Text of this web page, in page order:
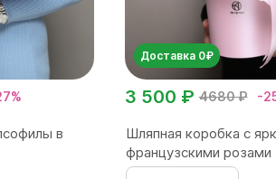
в
Доставка 0₽
4680 ₽ -
3 500 ₽
Шляпная коробка с
французскими розами